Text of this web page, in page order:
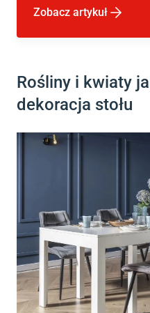
Zobacz artykuł
Rośliny i kwiaty
dekoracja stołu